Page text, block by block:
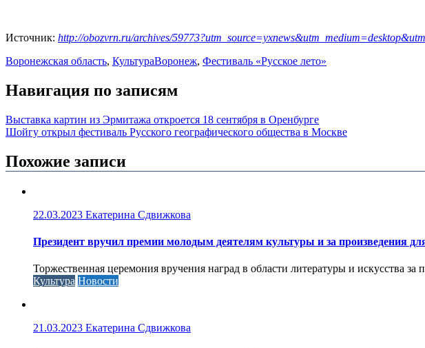
Источник: http://obozvrn.ru/archives/
Воронежская область, КультураВоронеж, Фестиваль «Русское лето»
Навигация по записям
Выставка картин из Эрмитажа откроется 18 сентября в Оренбурге
Шойгу открыл фестиваль Русского географического общества в Москве
Похожие записи
22.03.2023 Екатерина Сдвижкова
Президент вручил премии молодым деятелям культуры и за произведения
Торжественная церемония вручения наград в области литературы и искусства за
Культура Новости
21.03.2023 Екатерина Сдвижкова